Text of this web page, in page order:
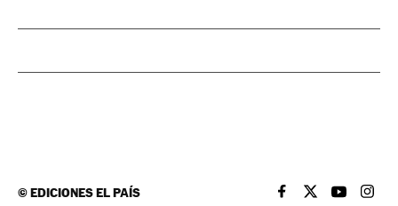
©EDICIONES EL PAÍS EL PAÍS BRASIL EN
EL PAÍSEL PAÍS
EL